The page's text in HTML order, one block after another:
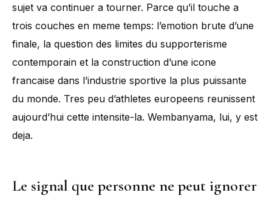
sujet va continuer a tourner. Parce qu’il touche a
trois couches en meme temps: l’emotion brute d’une
finale, la question des limites du supporterisme
contemporain et la construction d’une icone
francaise dans l’industrie sportive la plus puissante
du monde. Tres peu d’athletes europeens reunissent
aujourd’hui cette intensite-la. Wembanyama, lui, y est
deja.
Le signal que personne ne peut ignorer